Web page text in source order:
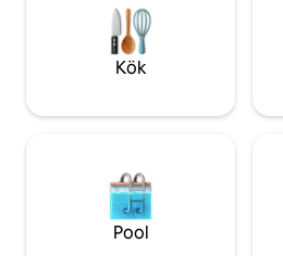
tillägg för 2 gäster mot en extra
50 $/natt, vilket gör att det totala
gäster blir 10.Kök
Pool